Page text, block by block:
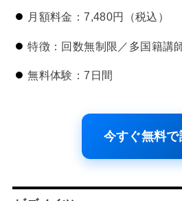
月額料金：7,480円（税込）
特徴：回数無制限／多国籍講
無料体験：7日間
今すぐ無料で